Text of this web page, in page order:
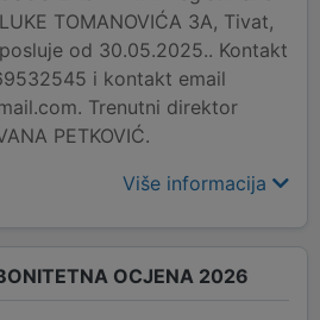
TOMANOVIĆA 3A, Tivat,
od 30.05.2025.. Kontakt
i kontakt email
Trenutni direktor
PETKOVIĆ.
Više informacija
OCJENA 2026